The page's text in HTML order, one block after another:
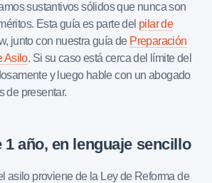
sustantivos sólidos que nunca son
Esta guía es parte del pilar de
junto con nuestra guía de Preparación
Asilo. Si su caso está cerca del límite del
y luego hable con un abogado
de presentar.
1 año, en lenguaje sencillo
asilo proviene de la Ley de Reforma de